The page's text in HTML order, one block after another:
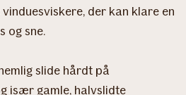
der kan klare en
og sne.
slide hårdt på
især gamle, halvslidte